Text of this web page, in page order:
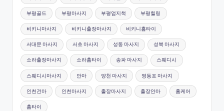
부평골드 부평마사지 부평엄지척 부평힐링
비키니마사지 비키니출장마사지 비키니홈타이
서대문 마사지 서초 마사지 성동 마사지 성북 마사지
소라출장마사지 소라홈타이 송파 마사지 스웨디시
스웨디시마사지 안마 양천 마사지 영등포 마사지
인천건마 인천마사지 출장마사지 출장안마 홈케어
홈타이